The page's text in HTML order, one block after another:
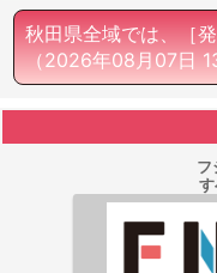
秋田県全域では、［
（2026年08月07日
フ